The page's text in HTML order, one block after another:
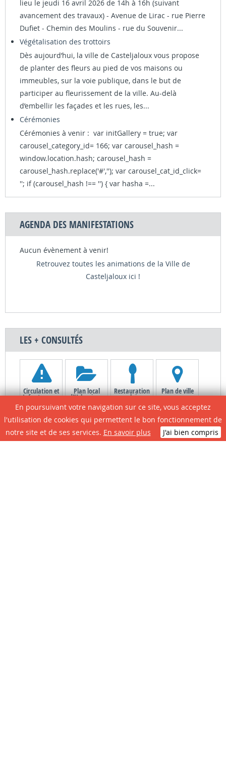
lieu le jeudi 16 avril 2026 de 14h à 16h (suivant
avancement des travaux) - Avenue de Lirac - rue Pierre
Dufiet - Chemin des Moulins - rue du Souvenir...
Végétalisation des trottoirs
Dès aujourd’hui, la ville de Casteljaloux vous propose
de planter des fleurs au pied de vos maisons ou
immeubles, sur la voie publique, dans le but de
participer au fleurissement de la ville. Au-delà
d’embellir les façades et les rues, les...
Cérémonies
Cérémonies à venir : var initGallery = true; var
carousel_category_id= 166; var carousel_hash =
window.location.hash; carousel_hash =
carousel_hash.replace('#',''); var carousel_cat_id_click=
''; if (carousel_hash !== '') { var hasha =...
AGENDA DES MANIFESTATIONS
Aucun évènement à venir!
Retrouvez toutes les animations de la Ville de
Casteljaloux ici !
LES + CONSULTÉS
Circulation et
Infos travaux
Plan local
d'Urbanisme
Restauration
scolaire
Plan de ville
Le site de A à Z Contactez la Associations Portail
En poursuivant votre navigation sur ce site, vous acceptez
l'utilisation de cookies qui permettent le bon fonctionnement de
notre site et de ses services. En savoir plus J'ai bien compris